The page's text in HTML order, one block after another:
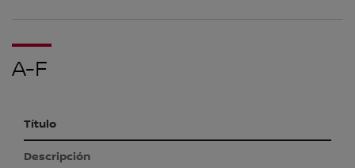
A-F
Título
Descripción